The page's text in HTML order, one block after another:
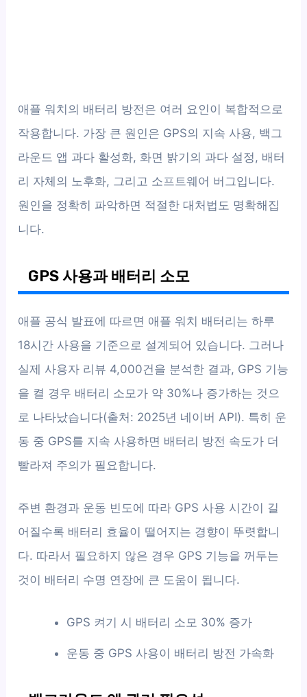
애플 워치의 배터리 방전은 여러 요인이 복합적으로
작용합니다. 가장 큰 원인은 GPS의 지속 사용, 백그
라운드 앱 과다 활성화, 화면 밝기의 과다 설정, 배터
리 자체의 노후화, 그리고 소프트웨어 버그입니다.
원인을 정확히 파악하면 적절한 대처법도 명확해집
니다.
GPS 사용과 배터리 소모
애플 공식 발표에 따르면 애플 워치 배터리는 하루
18시간 사용을 기준으로 설계되어 있습니다. 그러나
실제 사용자 리뷰 4,000건을 분석한 결과, GPS 기능
을 켤 경우 배터리 소모가 약 30%나 증가하는 것으
로 나타났습니다(출처: 2025년 네이버 API). 특히 운
동 중 GPS를 지속 사용하면 배터리 방전 속도가 더
빨라져 주의가 필요합니다.
주변 환경과 운동 빈도에 따라 GPS 사용 시간이 길
어질수록 배터리 효율이 떨어지는 경향이 뚜렷합니
다. 따라서 필요하지 않은 경우 GPS 기능을 꺼두는
것이 배터리 수명 연장에 큰 도움이 됩니다.
GPS 켜기 시 배터리 소모 30% 증가
운동 중 GPS 사용이 배터리 방전 가속화